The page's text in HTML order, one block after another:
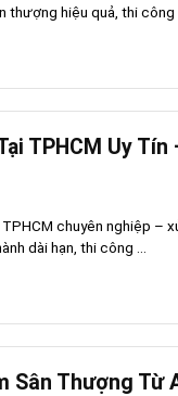
hiệu quả, thi công
TPHCM Uy
chuyên nghiệp –
dài hạn, thi công ...
Sân Thượng Từ